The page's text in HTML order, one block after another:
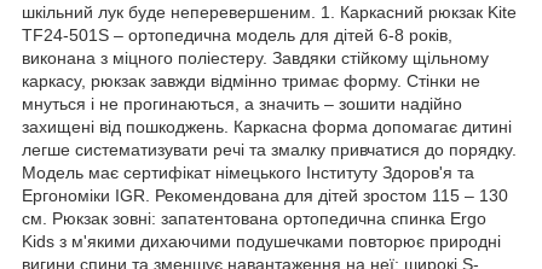
шкільний лук буде неперевершеним. 1. Каркасний рюкзак Kite
TF24-501S – ортопедична модель для дітей 6-8 років,
виконана з міцного поліестеру. Завдяки стійкому щільному
каркасу, рюкзак завжди відмінно тримає форму. Стінки не
мнуться і не прогинаються, а значить – зошити надійно
захищені від пошкоджень. Каркасна форма допомагає дитині
легше систематизувати речі та змалку привчатися до порядку.
Модель має сертифікат німецького Інституту Здоров'я та
Ергономіки IGR. Рекомендована для дітей зростом 115 – 130
см. Рюкзак зовні: запатентована ортопедична спинка Ergo
Kids з м'якими дихаючими подушечками повторює природні
вигини спини та зменшує навантаження на неї; широкі S-